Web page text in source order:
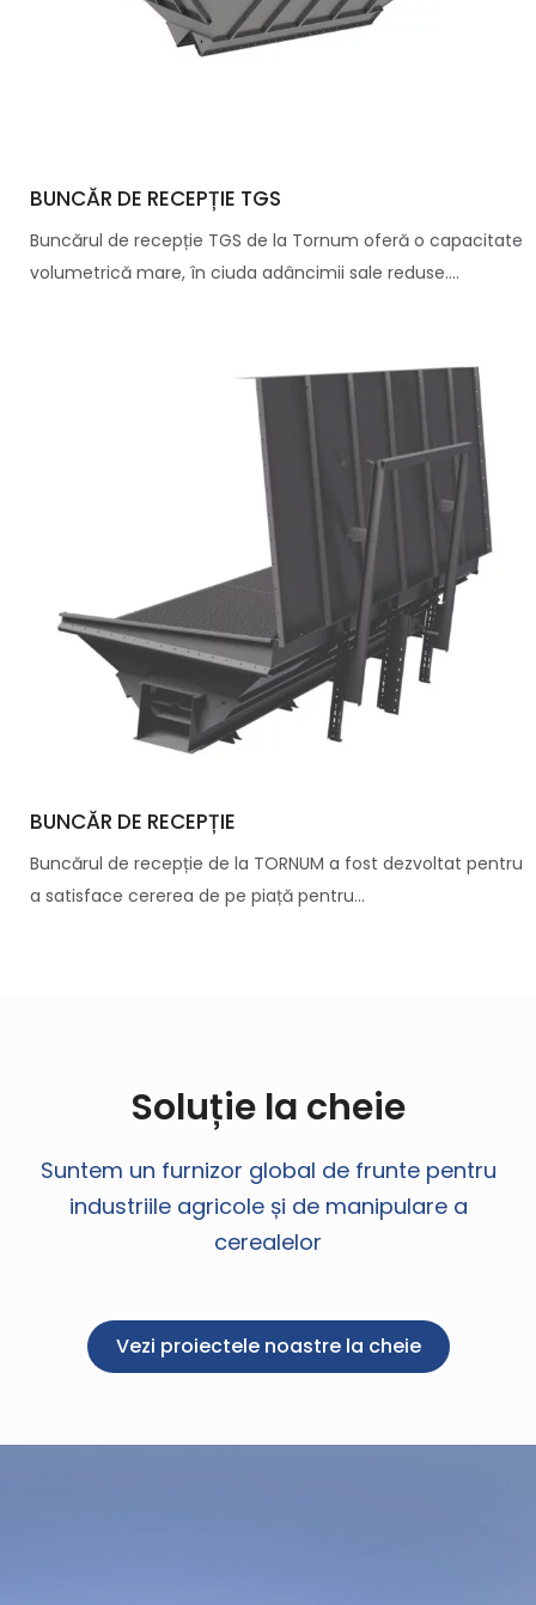
BUNCĂR DE RECEPȚIE TGS
Buncărul de recepție TGS de la Tornum oferă o capacitate
volumetrică mare, în ciuda adâncimii sale reduse....
BUNCĂR DE RECEPȚIE
Buncărul de recepție de la TORNUM a fost dezvoltat pentru
a satisface cererea de pe piață pentru...
Soluție la cheie
Suntem un furnizor global de frunte pentru
industriile agricole și de manipulare a
cerealelor
Vezi proiectele noastre la cheie